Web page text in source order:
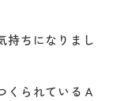
持ちになりまし
くられているＡ